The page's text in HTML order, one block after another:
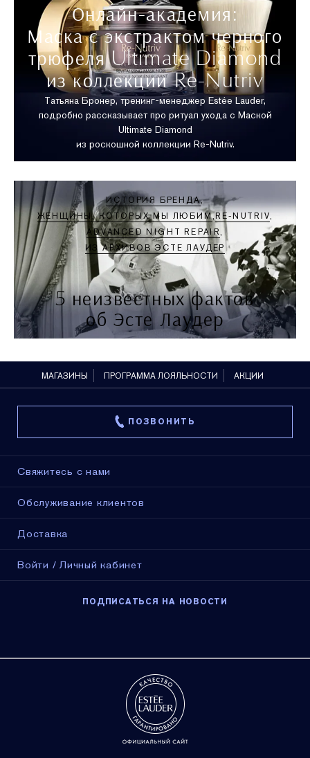
Онлайн-академия:
Маска с экстрактом черного
трюфеля Ultimate Diamond
из коллекции Re-Nutriv
Татьяна Бронер, тренинг-менеджер Estée Lauder,
подробно рассказывает про ритуал ухода с Маской
Ultimate Diamond
из роскошной коллекции Re-Nutriv.
5 неизвестных фактов
об Эсте Лаудер
ИСТОРИЯ БРЕНДА
ЖЕНЩИНЫ, КОТОРЫХ МЫ ЛЮБИМ RE-NUTRIV
ADVANCED NIGHT REPAIR
ИЗ АРХИВОВ ЭСТЕ ЛАУДЕР
МАГАЗИНЫ ПРОГРАММА ЛОЯЛЬНОСТИ АКЦИИ
ПОЗВОНИТЬ
Свяжитесь с нами
Обслуживание клиентов
Доставка
Войти / Личный кабинет
ПОДПИСАТЬСЯ НА НОВОСТИ